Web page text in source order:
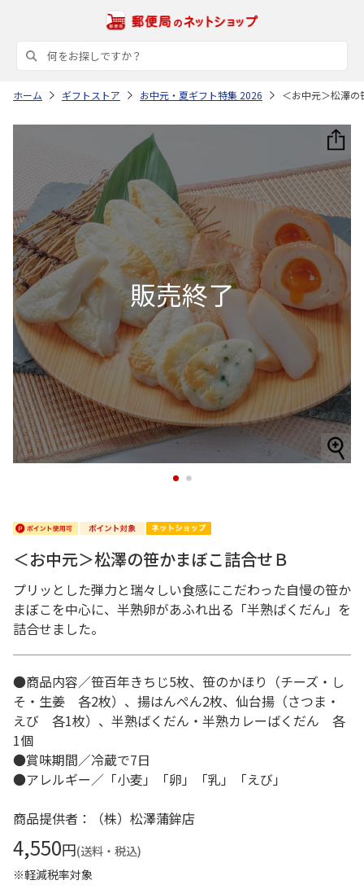
ホーム ギフトストア お中元・夏ギフト特集 2026 ＜お中元＞松澤
1 2
＜お中元＞松澤の笹かまぼこ詰合せＢ
プリッとした弾力と瑞々しい食感にこだわった自慢の笹か
まぼこを中心に、半熟卵があふれ出る「半熟ばくだん」を
詰合せました。
●商品内容／笹百年きちじ5枚、笹のかほり（チーズ・し
そ・生姜 各2枚）、揚はんぺん2枚、仙台揚（さつま・
えび 各1枚）、半熟ばくだん・半熟カレーばくだん 各
1個
●賞味期間／冷蔵で7日
●アレルギー／「小麦」「卵」「乳」「えび」
商品提供者：（株）松澤蒲鉾店
4,550円(送料・税込)
※軽減税率対象